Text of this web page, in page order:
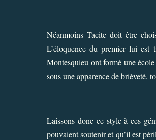
Néanmoins Tacite doit être
L’éloquence du premier lui est
Montesquieu ont formé une
sous une apparence de brièveté,
Laissons donc ce style à ces
pouvaient soutenir et qu’il est